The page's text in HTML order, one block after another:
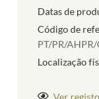
Datas de
Código de
PT/PR/
Localização
Ver registo